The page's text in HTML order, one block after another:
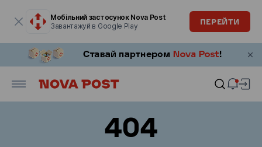
Мобільний застосунок Nova Post
Завантажуй в Google Play
ПЕРЕЙТИ
404